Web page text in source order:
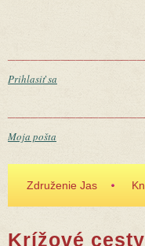
Prihlasiť sa
Moja pošta
Združenie Jas
Krížové cesty